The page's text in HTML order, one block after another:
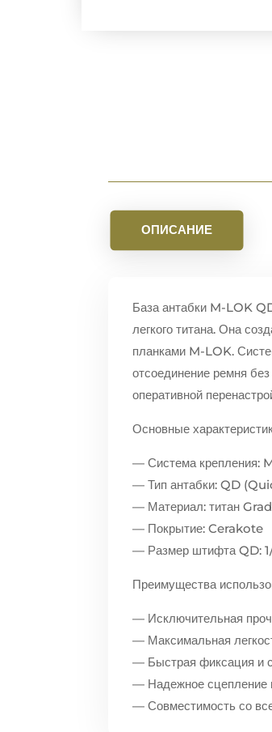
ОПИСАНИЕ
База антабки M-LOK
легкого титана. Она
планками M-LOK.
отсоединение ремня
оперативной
Основные
— Система крепления:
— Тип антабки: QD
— Материал: титан
— Покрытие: Cerakote
— Размер штифта QD:
Преимущества
— Исключительная
— Максимальная
— Быстрая фиксация и
— Надежное сцепление
— Совместимость со